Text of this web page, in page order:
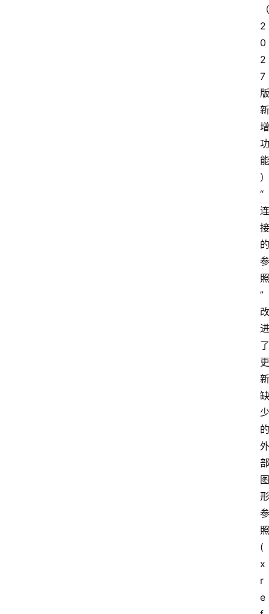
（
2
0
2
7
版
新
增
功
能
）
“
连
接
的
参
照
”
改
进
了
更
新
缺
少
的
外
部
图
形
参
照
(
x
r
e